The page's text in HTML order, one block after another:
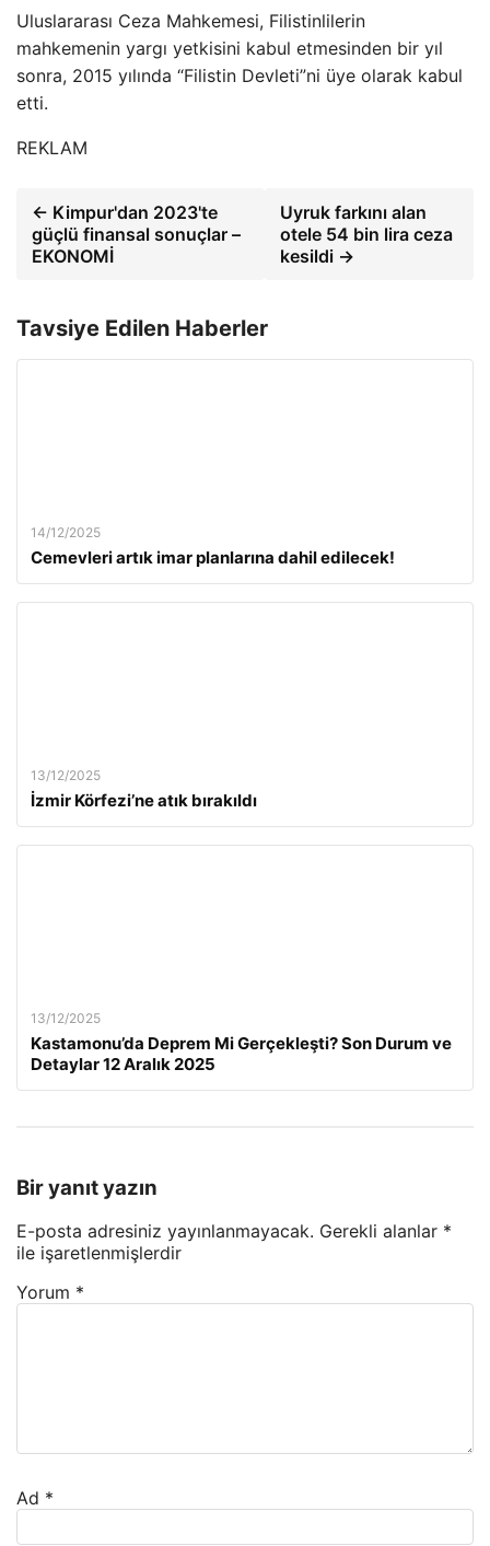
Uluslararası Ceza Mahkemesi, Filistinlilerin
mahkemenin yargı yetkisini kabul etmesinden bir yıl
sonra, 2015 yılında “Filistin Devleti”ni üye olarak kabul
etti.
REKLAM
← Kimpur'dan 2023'te
güçlü finansal sonuçlar –
EKONOMİ
Uyruk farkını alan
otele 54 bin lira ceza
kesildi →
Tavsiye Edilen Haberler
14/12/2025
Cemevleri artık imar planlarına dahil edilecek!
13/12/2025
İzmir Körfezi’ne atık bırakıldı
13/12/2025
Kastamonu’da Deprem Mi Gerçekleşti? Son Durum ve
Detaylar 12 Aralık 2025
Bir yanıt yazın
E-posta adresiniz yayınlanmayacak. Gerekli alanlar *
ile işaretlenmişlerdir
Yorum *
Ad *